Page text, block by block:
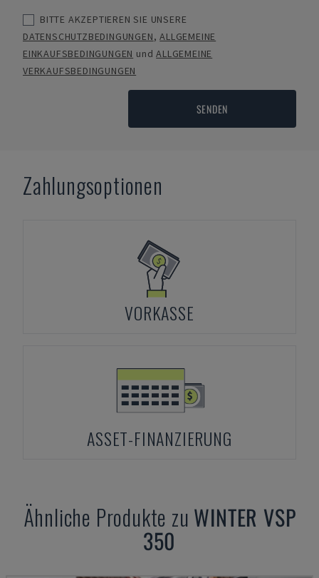
BITTE AKZEPTIEREN SIE UNSERE
DATENSCHUTZBEDINGUNGEN,ALLGEMEINE
EINKAUFSBEDINGUNGEN undALLGEMEINE
VERKAUFSBEDINGUNGEN
SENDEN
Zahlungsoptionen
VORKASSE
ASSET-FINANZIERUNG
Ähnliche Produkte zu WINTER VSP
350